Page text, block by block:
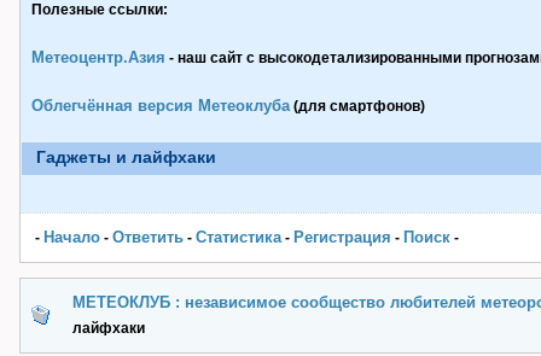
Полезные ссылки:
Метеоцентр.Азия - наш сайт с высокодетализированными
Облегчённая версия Метеоклуба(для смартфонов)
Гаджеты и лайфхаки
- Начало - Ответить - Статистика- Pегистрация - Поиск -
МЕТЕОКЛУБ : независимое сообщество любителей
лайфхаки